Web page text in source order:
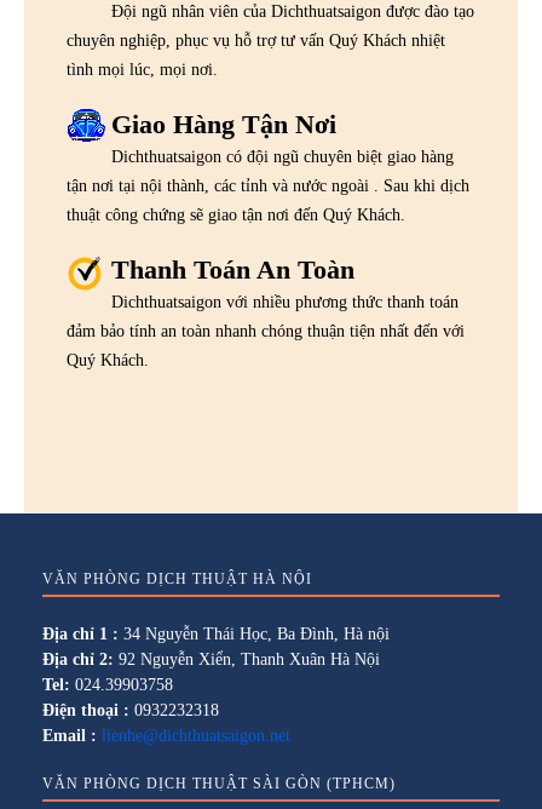
Đội ngũ nhân viên của Dichthuatsaigon được đào tạo
chuyên nghiệp, phục vụ hỗ trợ tư vấn Quý Khách nhiệt
tình mọi lúc, mọi nơi.
Giao Hàng Tận Nơi
Dichthuatsaigon có đội ngũ chuyên biệt giao hàng
tận nơi tại nội thành, các tỉnh và nước ngoài . Sau khi dịch
thuật công chứng sẽ giao tận nơi đến Quý Khách.
Thanh Toán An Toàn
Dichthuatsaigon với nhiều phương thức thanh toán
đảm bảo tính an toàn nhanh chóng thuận tiện nhất đến với
Quý Khách.
VĂN PHÒNG DỊCH THUẬT HÀ NỘI
Địa chỉ 1 : 34 Nguyễn Thái Học, Ba Đình, Hà nội
Địa chỉ 2: 92 Nguyễn Xiển, Thanh Xuân Hà Nội
Tel: 024.39903758
Điện thoại : 0932232318
Email : lienhe@dichthuatsaigon.net
VĂN PHÒNG DỊCH THUẬT SÀI GÒN (TPHCM)